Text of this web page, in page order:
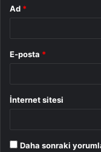
Ad *
E-posta *
İnternet sitesi
Daha sonraki